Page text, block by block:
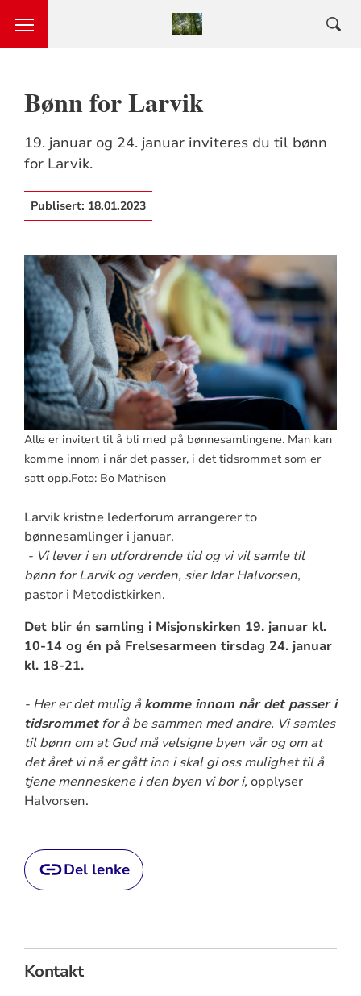
Bønn for Larvik
19. januar og 24. januar inviteres du til bønn
for Larvik.
Publisert: 18.01.2023
Alle er invitert til å bli med på bønnesamlingene. Man kan
komme innom i når det passer, i det tidsrommet som er
satt opp.Foto: Bo Mathisen
Larvik kristne lederforum arrangerer to
bønnesamlinger i januar.
- Vi lever i en utfordrende tid og vi vil samle til
bønn for Larvik og verden, sier Idar Halvorsen,
pastor i Metodistkirken.
Det blir én samling i Misjonskirken 19. januar kl.
10-14 og én på Frelsesarmeen tirsdag 24. januar
kl. 18-21.
- Her er det mulig åkomme innom når det passer i
tidsrommetfor å be sammen med andre. Vi samles
til bønn om at Gud må velsigne byen vår og om at
det året vi nå er gått inn i skal gi oss mulighet til å
tjene menneskene i den byen vi bor i, opplyser
Halvorsen.
Del lenke
Kontakt